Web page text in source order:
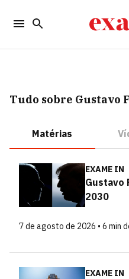
Tudo sobre Gustavo
Matérias
EXAME IN
Gustavo
2030
7 de agosto de 2026 • 6 min
EXAME IN